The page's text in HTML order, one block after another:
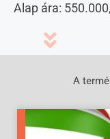
Alap ára:
A